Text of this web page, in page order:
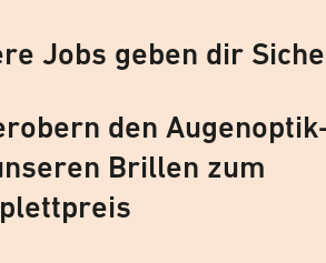
Jobs geben dir
den
Brillen zum